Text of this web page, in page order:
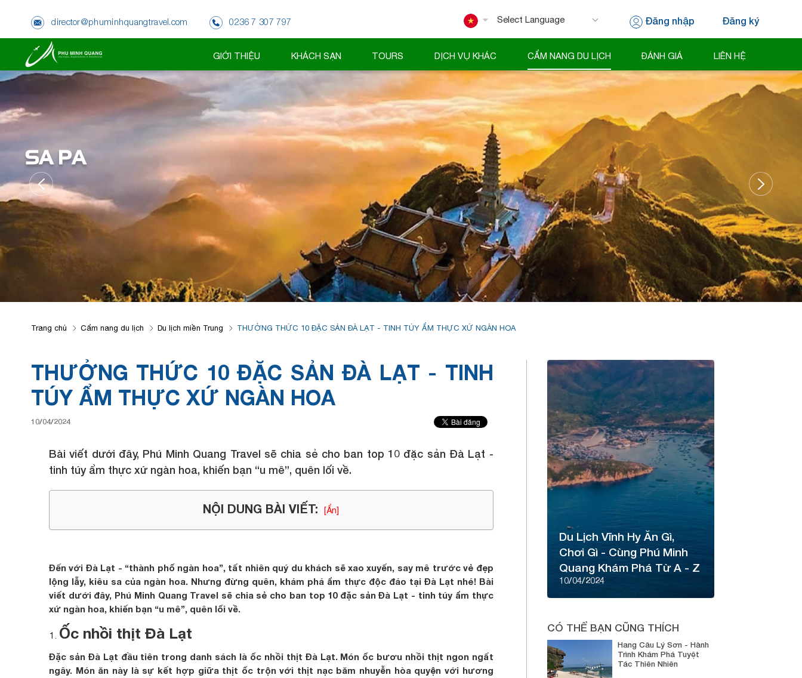
director@phuminhquangtravel.com 0236 7 307 797 Đăng nhập Đăng ký
GIỚI THIỆU KHÁCH SẠN TOURS DỊCH VỤ KHÁC CẨM NANG DU LỊCH ĐÁNH GIÁ LIÊN HỆ
ĐÀ NẴNG
Trang chủ Cẩm nang du lịch Du lịch miền Trung THƯỞNG THỨC 10 ĐẶC SẢN ĐÀ LẠT - TINH TÚY ẨM THỰC XỨ NGÀN HOA
THƯỞNG THỨC 10 ĐẶC SẢN ĐÀ LẠT - TINH
TÚY ẨM THỰC XỨ NGÀN HOA
10/04/2024
Bài viết dưới đây, Phú Minh Quang Travel sẽ chia sẻ cho ban top 10 đặc sản Đà Lạt -
tinh túy ẩm thực xứ ngàn hoa, khiến bạn “u mê”, quên lối về.
NỘI DUNG BÀI VIẾT: [Ẩn]
Đến với Đà Lạt - “thành phố ngàn hoa”, tất nhiên quý du khách sẽ xao xuyến, say mê trước vẻ đẹp
lộng lẫy, kiêu sa của ngàn hoa. Nhưng đừng quên, khám phá ẩm thực độc đáo tại Đà Lạt nhé! Bài
viết dưới đây, Phú Minh Quang Travel sẽ chia sẻ cho ban top 10 đặc sản Đà Lạt - tinh túy ẩm thực
xứ ngàn hoa, khiến bạn “u mê”, quên lối về.
Ốc nhồi thịt Đà Lạt
Đặc sản Đà Lạt đầu tiên trong danh sách là ốc nhồi thịt Đà Lạt. Món ốc bươu nhồi thịt ngon ngất
ngây. Món ăn này là sự kết hợp giữa thịt ốc trộn với thịt nạc băm nhuyễn hòa quyện với hương
Du Lịch Vĩnh Hy Ăn Gì,
Chơi Gì - Cùng Phú Minh
Quang Khám Phá Từ A - Z
10/04/2024
CÓ THỂ BẠN CŨNG THÍCH
Hang Câu Lý Sơn - Hành
Trình Khám Phá Tuyệt
Tác Thiên Nhiên